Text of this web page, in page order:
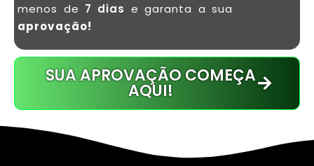
menos de 7 dias e garanta a sua
aprovação!
SUA APROVAÇÃO COMEÇA
AQUI!